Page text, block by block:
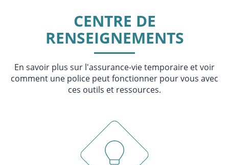
CENTRE DE
RENSEIGNEMENTS
En savoir plus sur l'assurance-vie temporaire et voir
comment une police peut fonctionner pour vous avec
ces outils et ressources.